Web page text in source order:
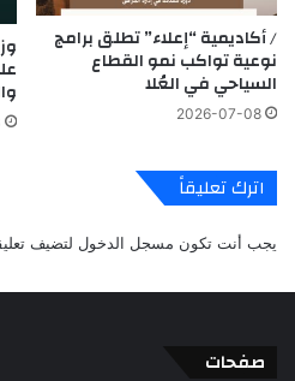
/ أكاديمية “إعلاء” تطلق برامج
نوعية تواكب نمو القطاع
السياحي في العُلا
2026-07-08
اترك تعليقاً
يجب أنت تكون مسجل الدخول لتضيف
صفحات